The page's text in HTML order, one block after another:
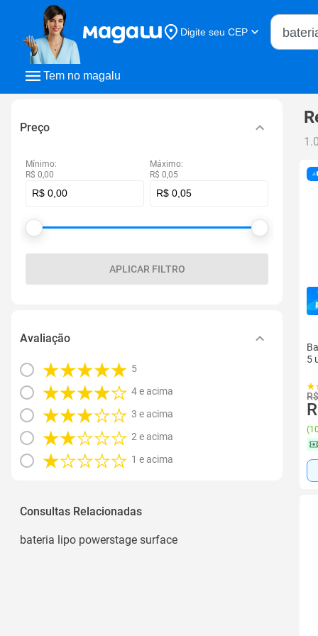
Tem no magalu
Digite seu CEP
Buscar
Preço
Mínimo:
R$ 0,00
Máximo:
R$ 0,05
APLICAR FILTRO
Avaliação
5
4 e acima
3 e acima
2 e acima
1 e acima
Consultas Relacionadas
bateria lipo powerstage surface
5
(